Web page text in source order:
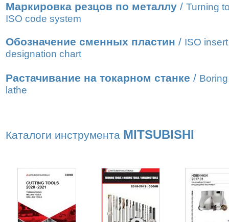
Маркировка резцов по металлу / Turning
ISO code system
Обозначение сменных пластин / ISO insert
designation chart
Растачивание на токарном станке /
lathe
Каталоги инструмента MITSUBISHI